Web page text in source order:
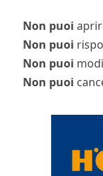
Non puoi
Non puoi
Non puoi
Non puoi